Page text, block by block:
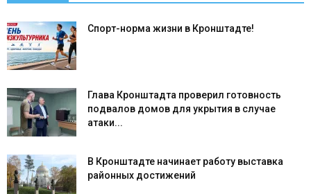
Спорт-норма жизни в Кронштадте!
Глава Кронштадта проверил готовность
подвалов домов для укрытия в случае
атаки...
В Кронштадте начинает работу выставка
районных достижений